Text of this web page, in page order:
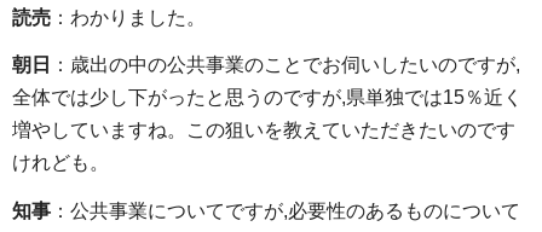
読売 ：わかりました。
朝日
：歳出の中の公共事業のことでお伺いしたいのですが,
全体では少し下がったと思うのですが,県単独では15％近く
増やしていますね。この狙いを教えていただきたいのです
けれども。
知事 ：公共事業についてですが,必要性のあるものについて